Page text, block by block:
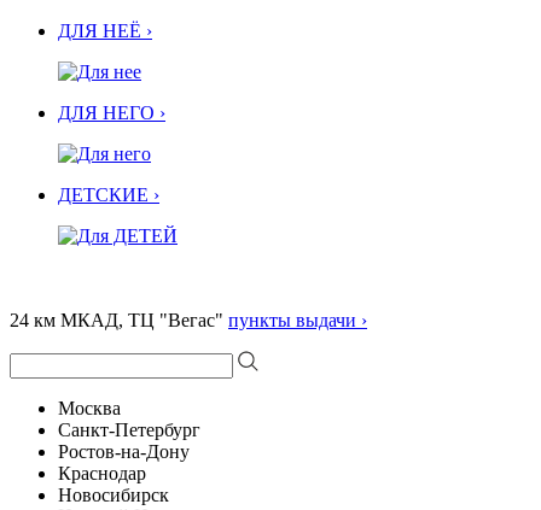
ДЛЯ НЕЁ ›
ДЛЯ НЕГО ›
ДЕТСКИЕ ›
24 км МКАД, ТЦ "Вегас" пункты выдачи ›
Москва
Санкт-Петербург
Ростов-на-Дону
Краснодар
Новосибирск